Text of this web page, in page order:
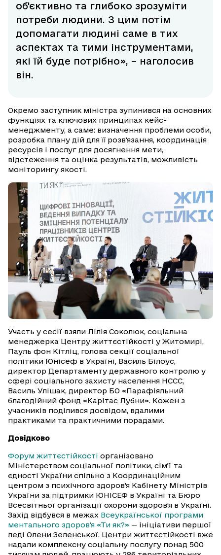
об'єктивно та глибоко зрозуміти
потреби людини. З цим потім
допомагати людині саме в тих
аспектах та тими інструментами,
які їй буде потрібно», – наголосив
він.
Окремо заступник міністра зупинився на основних
функціях та ключових принципах кейс-
менеджменту, а саме: визначення проблеми особи,
розробка плану дій для її розв'язання, координація
ресурсів і послуг для досягнення мети,
відстеження та оцінка результатів, можливість
моніторингу якості.
Участь у сесії взяли Лілія Соколюк, соціальна
менеджерка Центру життєстійкості у Житомирі,
Пауль фон Кітліц, голова секції соціальної
політики Юнісеф в Україні, Василь Білоус,
директор Департаменту державного контролю у
сфері соціального захисту населення НССС,
Василь Улішак, директор БО «Парафіяльний
благодійний фонд «Карітас Лубни». Кожен з
учасників поділився досвідом, вдалими
практиками та практичними порадами.
Довідково
Форум життєстійкості організовано
Міністерством соціальної політики, сім’ї та
єдності України спільно з Координаційним
центром з психічного здоров’я Кабінету Міністрів
України за підтримки ЮНІСЕФ в Україні та Бюро
Всесвітньої організації охорони здоров’я в Україні.
Захід відбувся в межах Всеукраїнської програми
ментального здоров'я «Ти як?» — ініціативи першої
леді Олени Зеленської. Центри життєстійкості вже
надали комплексну соціальну послугу понад 500